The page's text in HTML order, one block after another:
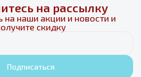
на рассылку
на наши акции и новости и
скидку
Подписаться